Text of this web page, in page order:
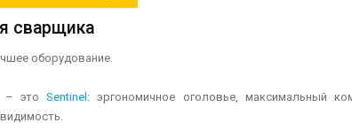
сварщика
оборудование.
– это Sentinel : эргономичное оголовье, максимальный